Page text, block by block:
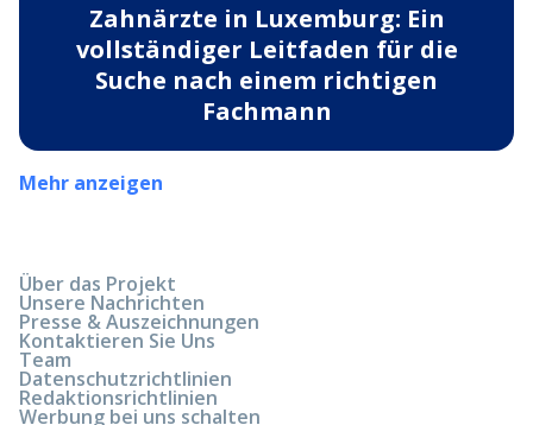
Zahnärzte in Luxemburg: Ein
vollständiger Leitfaden für die
Suche nach einem richtigen
Fachmann
Mehr anzeigen
Über das Projekt
Unsere Nachrichten
Presse & Auszeichnungen
Kontaktieren Sie Uns
Team
Datenschutzrichtlinien
Redaktionsrichtlinien
Werbung bei uns schalten